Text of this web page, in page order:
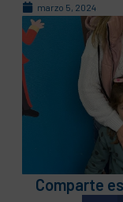
marzo 5, 2024
Comparte